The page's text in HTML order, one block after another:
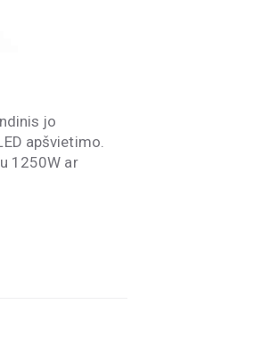
jo
apšvietimo.
1250W ar